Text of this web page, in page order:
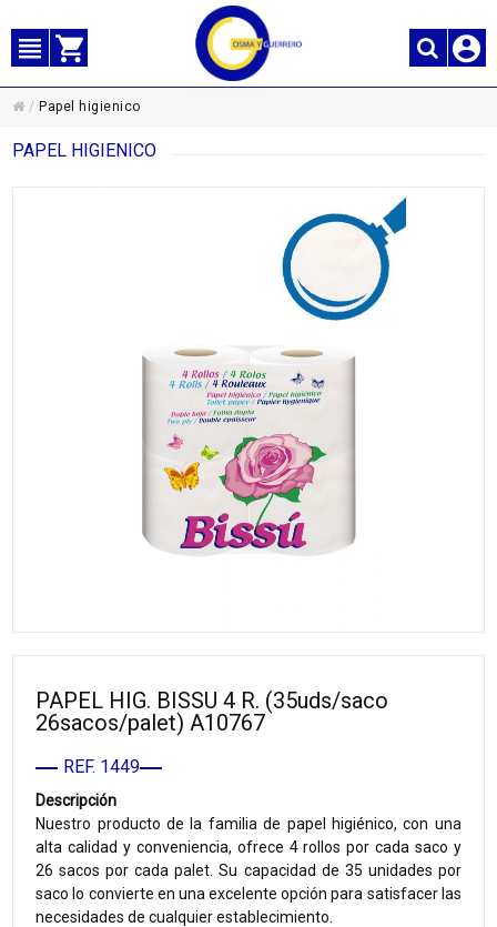
/ Papel higienico
PAPEL HIGIENICO
PAPEL HIG. BISSU 4 R. (35uds/saco
26sacos/palet) A10767
REF. 1449
Descripción
Nuestro producto de la familia de papel higiénico, con una
alta calidad y conveniencia, ofrece 4 rollos por cada saco y
26 sacos por cada palet. Su capacidad de 35 unidades por
saco lo convierte en una excelente opción para satisfacer las
necesidades de cualquier establecimiento.